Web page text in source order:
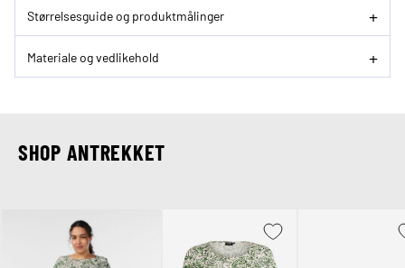
Størrelsesguide og produktmålinger
Materiale og vedlikehold
SHOP ANTREKKET